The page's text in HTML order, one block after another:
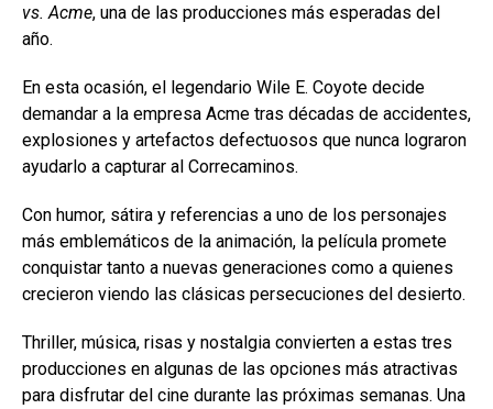
vs. Acme, una de las producciones más esperadas del
año.
En esta ocasión, el legendario Wile E. Coyote decide
demandar a la empresa Acme tras décadas de accidentes,
explosiones y artefactos defectuosos que nunca lograron
ayudarlo a capturar al Correcaminos.
Con humor, sátira y referencias a uno de los personajes
más emblemáticos de la animación, la película promete
conquistar tanto a nuevas generaciones como a quienes
crecieron viendo las clásicas persecuciones del desierto.
Thriller, música, risas y nostalgia convierten a estas tres
producciones en algunas de las opciones más atractivas
para disfrutar del cine durante las próximas semanas. Una